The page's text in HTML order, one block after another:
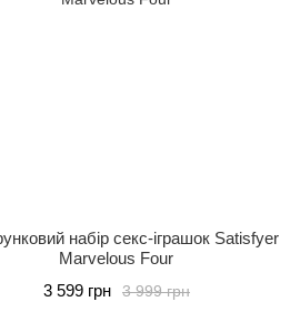
набір секс-іграшок Satisfyer
Marvelous Four
3 999 грн
3 599 грн